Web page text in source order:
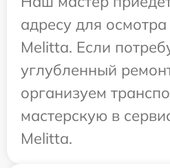
адресу для
Melitta. Если
углубленный
организуем
мастерскую в
Melitta.